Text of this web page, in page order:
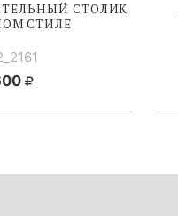
СТОЛИК
СТИЛЕ